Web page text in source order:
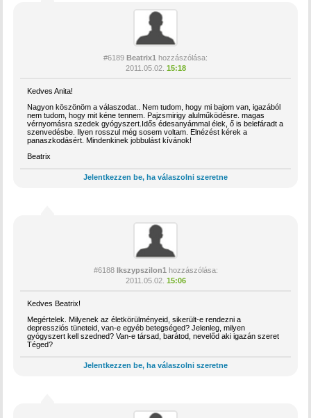
#6189 Beatrix1 hozzászólása:
2011.05.02. 15:18
Kedves Anita!
Nagyon köszönöm a válaszodat.. Nem tudom, hogy mi bajom van, igazából
nem tudom, hogy mit kéne tennem. Pajzsmirigy alulműködésre. magas
vérnyomásra szedek gyógyszert.Idős édesanyámmal élek, ő is belefáradt a
szenvedésbe. Ilyen rosszul még sosem voltam. Elnézést kérek a
panaszkodásért. Mindenkinek jobbulást kívánok!
Beatrix
Jelentkezzen be, ha válaszolni szeretne
#6188 Ikszypszilon1
hozzászólása:
2011.05.02. 15:06
Kedves Beatrix!
Megértelek. Milyenek az életkörülményeid, sikerült-e rendezni a
depressziós tüneteid, van-e egyéb betegséged? Jelenleg, milyen
gyógyszert kell szedned? Van-e társad, barátod, nevelőd aki igazán szeret
Téged?
Jelentkezzen be, ha válaszolni szeretne